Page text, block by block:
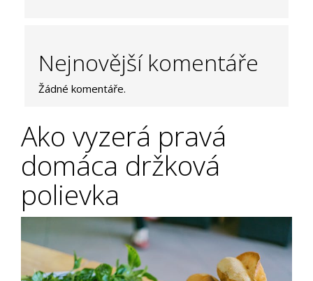
Nejnovější komentáře
Žádné komentáře.
Ako vyzerá pravá
domáca držková
polievka